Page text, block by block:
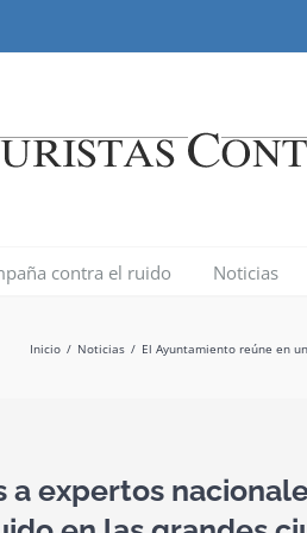
contra el ruido Noticias
Inicio / Noticias / El Ayuntamiento reúne en
expertos